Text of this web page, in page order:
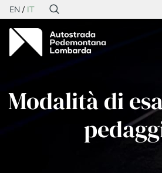
EN IT
Modalità di